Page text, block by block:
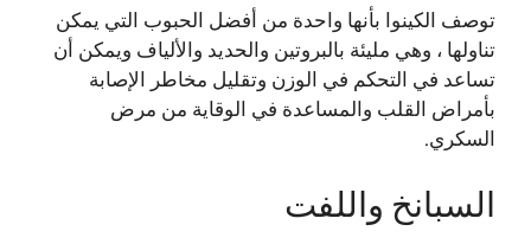
توصف الكينوا بأنها واحدة من أفضل الحبوب التي يمكن
تناولها ، وهي مليئة بالبروتين والحديد والألياف ويمكن أن
تساعد في التحكم في الوزن وتقليل مخاطر الإصابة
بأمراض القلب والمساعدة في الوقاية من مرض
السكري.
السبانخ واللفت